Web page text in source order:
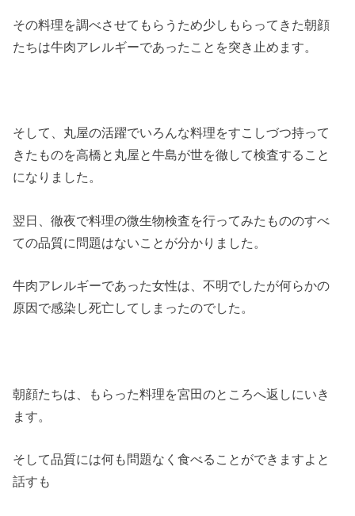
その料理を調べさせてもらうため少しもらってきた朝顔
たちは牛肉アレルギーであったことを突き止めます。
そして、丸屋の活躍でいろんな料理をすこしづつ持って
きたものを高橋と丸屋と牛島が世を徹して検査すること
になりました。
翌日、徹夜で料理の微生物検査を行ってみたもののすべ
ての品質に問題はないことが分かりました。
牛肉アレルギーであった女性は、不明でしたが何らかの
原因で感染し死亡してしまったのでした。
朝顔たちは、もらった料理を宮田のところへ返しにいき
ます。
そして品質には何も問題なく食べることができますよと
話すも